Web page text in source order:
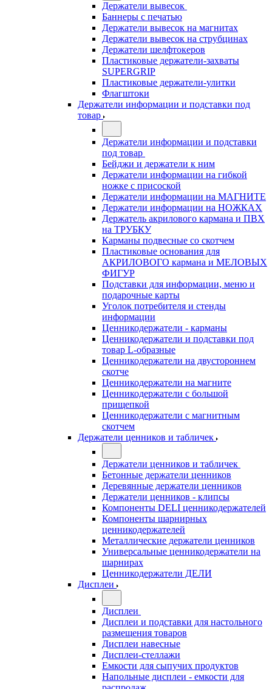
Держатели вывесок
Баннеры с печатью
Держатели вывесок на магнитах
Держатели вывесок на струбцинах
Держатели шелфтокеров
Пластиковые держатели-захваты
SUPERGRIP
Пластиковые держатели-улитки
Флагштоки
Держатели информации и подставки под
товар
Держатели информации и подставки
под товар
Бейджи и держатели к ним
Держатели информации на гибкой
ножке с присоской
Держатели информации на МАГНИТЕ
Держатели информации на НОЖКАХ
Держатель акрилового кармана и ПВХ
на ТРУБКУ
Карманы подвесные со скотчем
Пластиковые основания для
АКРИЛОВОГО кармана и МЕЛОВЫХ
ФИГУР
Подставки для информации, меню и
подарочные карты
Уголок потребителя и стенды
информации
Ценникодержатели - карманы
Ценникодержатели и подставки под
товар L-образные
Ценникодержатели на двустороннем
скотче
Ценникодержатели на магните
Ценникодержатели с большой
прищепкой
Ценникодержатели с магнитным
скотчем
Держатели ценников и табличек
Держатели ценников и табличек
Бетонные держатели ценников
Деревянные держатели ценников
Держатели ценников - клипсы
Компоненты DELI ценникодержателей
Компоненты шарнирных
ценникодержателей
Металлические держатели ценников
Универсальные ценникодержатели на
шарнирах
Ценникодержатели ДЕЛИ
Дисплеи
Дисплеи
Дисплеи и подставки для настольного
размещения товаров
Дисплеи навесные
Дисплеи-стеллажи
Емкости для сыпучих продуктов
Напольные дисплеи - емкости для